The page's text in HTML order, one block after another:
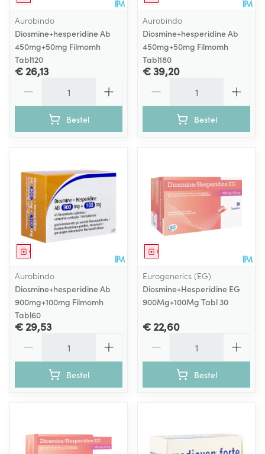
Aurobindo
Diosmine+hesperidine Ab
450mg+50mg Filmomh
Tabl120
€ 26,13
Bestel
Aurobindo
Diosmine+hesperidine Ab
450mg+50mg Filmomh
Tabl180
€ 39,20
Bestel
Geneesmiddel
Aurobindo
Diosmine+hesperidine Ab
900mg+100mg Filmomh
Tabl60
€ 29,53
Bestel
Geneesmiddel
Eurogenerics (EG)
Diosmine+Hesperidine EG
900Mg+100Mg Tabl 30
€ 22,60
Bestel